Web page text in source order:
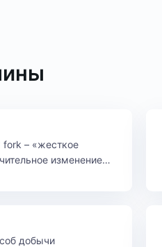
fork – «жесткое
изменение
котором возникает
кода, а с
сети.
добычи